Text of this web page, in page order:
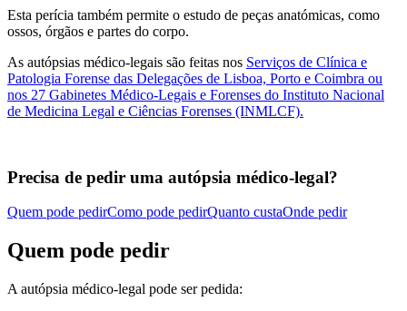
Esta perícia também permite o estudo de peças anatómicas, como
ossos, órgãos e partes do corpo.
As autópsias médico-legais são feitas nos Serviços de Clínica e
Patologia Forense das Delegações de Lisboa, Porto e Coimbra ou
nos 27 Gabinetes Médico-Legais e Forenses do Instituto Nacional
de Medicina Legal e Ciências Forenses (INMLCF).
Precisa de pedir uma autópsia médico-legal?
Quem pode pedirComo pode pedirQuanto custaOnde pedir
Quem pode pedir
A autópsia médico-legal pode ser pedida: